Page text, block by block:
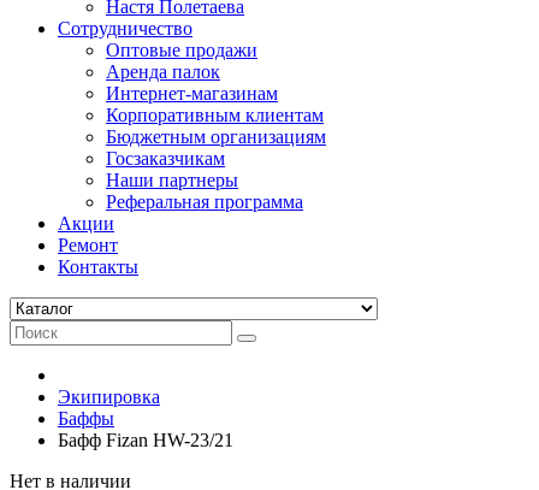
Настя Полетаева
Сотрудничество
Оптовые продажи
Аренда палок
Интернет-магазинам
Корпоративным клиентам
Бюджетным организациям
Госзаказчикам
Наши партнеры
Реферальная программа
Акции
Ремонт
Контакты
Экипировка
Баффы
Бафф Fizan HW-23/21
Нет в наличии